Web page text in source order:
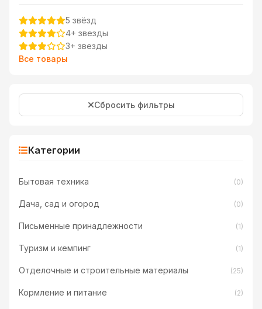
5 звёзд
4+ звезды
3+ звезды
Все товары
Сбросить фильтры
Категории
Бытовая техника (0)
Дача, сад и огород (0)
Письменные принадлежности (1)
Туризм и кемпинг (1)
Отделочные и строительные материалы (25)
Кормление и питание (2)